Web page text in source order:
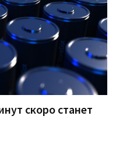
скоро станет